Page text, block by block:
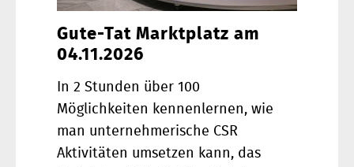
Gute-Tat Marktplatz am
04.11.2026
In 2 Stunden über 100
Möglichkeiten kennenlernen, wie
man unternehmerische CSR
Aktivitäten umsetzen kann, das